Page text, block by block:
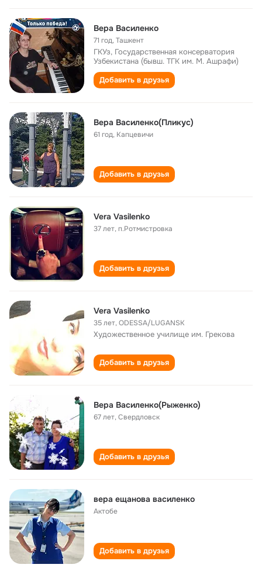
Вера Василенко
71 год,Ташкент
ГКУз, Государственная консерватория
Узбекистана (бывш. ТГК им. М. Ашрафи)
Добавить в друзья
Вера Василенко(Пликус)
61 год, Капцевичи
Добавить в друзья
Vera Vasilenko
37 лет,п.Ротмистровка
Добавить в друзья
Vera Vasilenko
35 лет,ODESSA/LUGANSK
Художественное училище им. Грекова
Добавить в друзья
Вера Василенко(Рыженко)
67 лет,Свердловск
Добавить в друзья
вера ещанова василенко
Актобе
Добавить в друзья